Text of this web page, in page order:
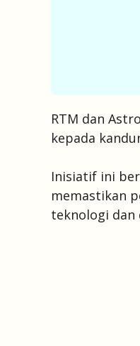
RTM dan
kepada
Inisiatif ini
memastikan
teknologi dan